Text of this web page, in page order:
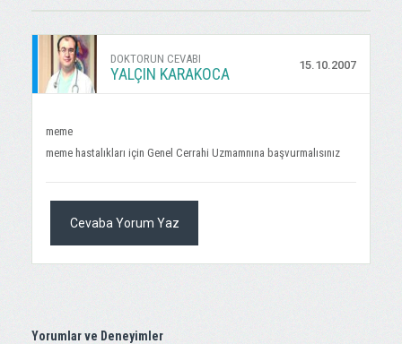
DOKTORUN CEVABI
YALÇIN KARAKOCA 15.10.2007
meme
meme hastalıkları için Genel Cerrahi Uzmamnına başvurmalısınız
Cevaba Yorum Yaz
Yorumlar ve Deneyimler